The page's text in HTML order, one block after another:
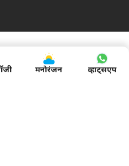
मनोरंजन व्हाट्सएप